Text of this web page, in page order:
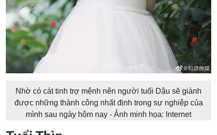
Nhờ có cát tinh trợ mệnh nên người tuổi Dậu sẽ giành
được những thành công nhất định trong sự nghiệp của
mình sau ngày hôm nay - Ảnh minh họa: Internet